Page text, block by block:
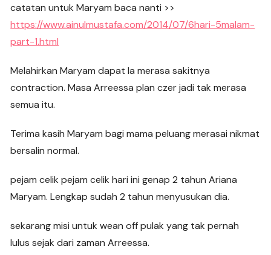
catatan untuk Maryam baca nanti >>
https://www.ainulmustafa.com/2014/07/6hari-5malam-
part-1.html
Melahirkan Maryam dapat la merasa sakitnya
contraction. Masa Arreessa plan czer jadi tak merasa
semua itu.
Terima kasih Maryam bagi mama peluang merasai nikmat
bersalin normal.
pejam celik pejam celik hari ini genap 2 tahun Ariana
Maryam. Lengkap sudah 2 tahun menyusukan dia.
sekarang misi untuk wean off pulak yang tak pernah
lulus sejak dari zaman Arreessa.